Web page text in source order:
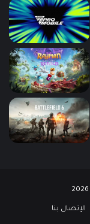
الإتصال بنا